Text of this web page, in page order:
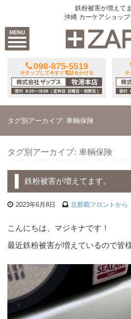
MENU
鉄粉被害が増えてま
沖縄 カーケアショッ
098-875-5519
※タップして今すぐ電話をかける ※
タグ別アーカイブ: 車輌保険
タグ別アーカイブ: 車輌保険
鉄粉被害が増えてます。
2023年6月8日 北那覇フロントから
こんにちは、マジキナです！
最近鉄粉被害が増えているので皆